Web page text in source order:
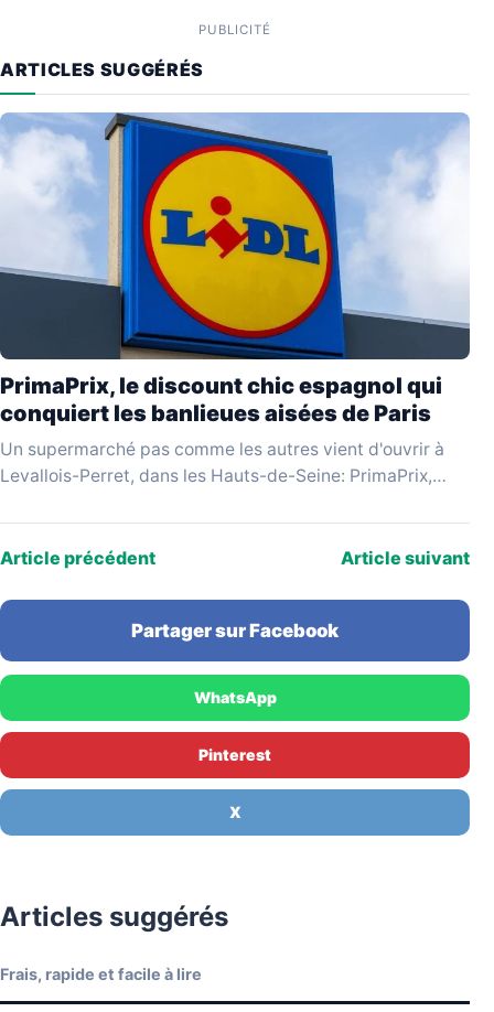
PUBLICITÉ
ARTICLES SUGGÉRÉS
PrimaPrix, le discount chic espagnol qui
conquiert les banlieues aisées de Paris
Un supermarché pas comme les autres vient d'ouvrir à
Levallois-Perret, dans les Hauts-de-Seine: PrimaPrix,
chic», attire une…
Article précédent Article suivant
Partager sur Facebook
WhatsApp
Pinterest
X
Articles suggérés
Frais, rapide et facile à lire